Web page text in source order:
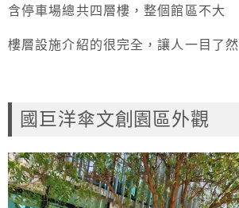
含停車場總共四層樓，整個館區不大
樓層設施介紹的很完全，讓人一目了然
國巨洋傘文創園區外觀